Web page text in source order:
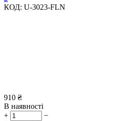
КОД: U-3023-FLN
910 ₴
В наявності
+
−